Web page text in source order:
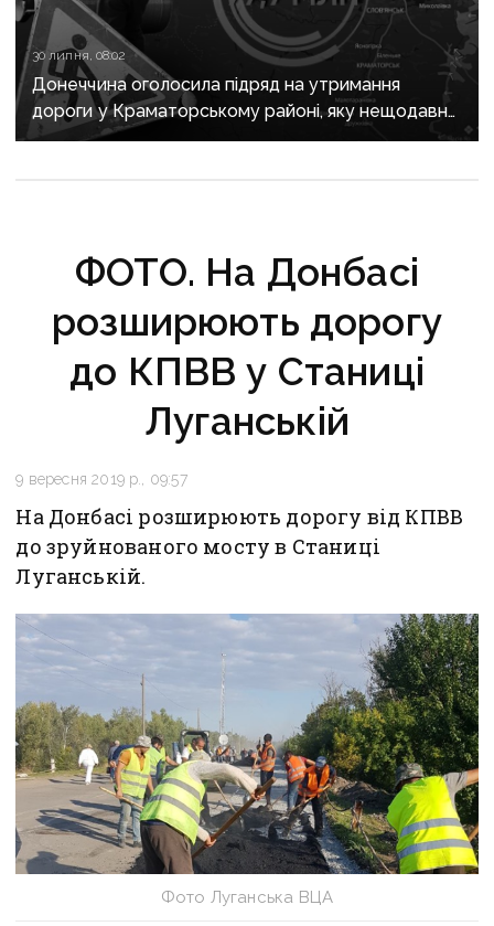
30 липня, 08:02
Донеччина оголосила підряд на утримання
дороги у Краматорському районі, яку нещодавно
вже ремонтували
ФОТО. На Донбасі
розширюють дорогу
до КПВВ у Станиці
Луганській
9 вересня 2019 р., 09:57
На Донбасі розширюють дорогу від КПВВ
до зруйнованого мосту в Станиці
Луганській.
Фото Луганська ВЦА